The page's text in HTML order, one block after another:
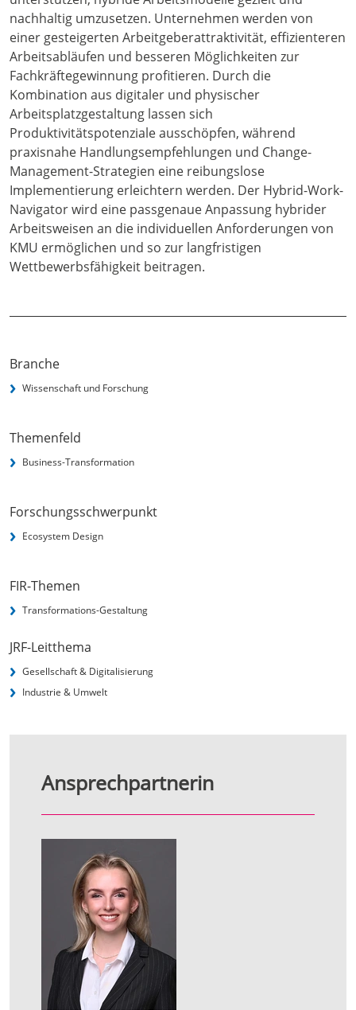
nachhaltig umzusetzen. Unternehmen werden von
einer gesteigerten Arbeitgeberattraktivität, effizienteren
Arbeitsabläufen und besseren Möglichkeiten zur
Fachkräftegewinnung profitieren. Durch die
Kombination aus digitaler und physischer
Arbeitsplatzgestaltung lassen sich
Produktivitätspotenziale ausschöpfen, während
praxisnahe Handlungsempfehlungen und Change-
Management-Strategien eine reibungslose
Implementierung erleichtern werden. Der Hybrid-Work-
Navigator wird eine passgenaue Anpassung hybrider
Arbeitsweisen an die individuellen Anforderungen von
KMU ermöglichen und so zur langfristigen
Wettbewerbsfähigkeit beitragen.
Branche
Wissenschaft und Forschung
Themenfeld
Business-Transformation
Forschungsschwerpunkt
Ecosystem Design
FIR-Themen
Transformations-Gestaltung
JRF-Leitthema
Gesellschaft & Digitalisierung
Industrie & Umwelt
Ansprechpartnerin